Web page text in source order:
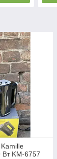
Kamille
Вт KM-6757